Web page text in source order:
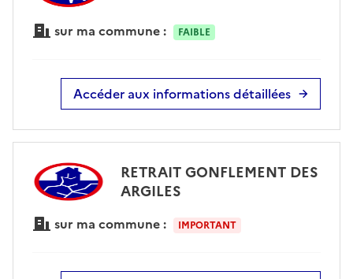
sur ma commune : FAIBLE
Accéder aux informations détaillées
RETRAIT GONFLEMENT DES
ARGILES
sur ma commune : IMPORTANT